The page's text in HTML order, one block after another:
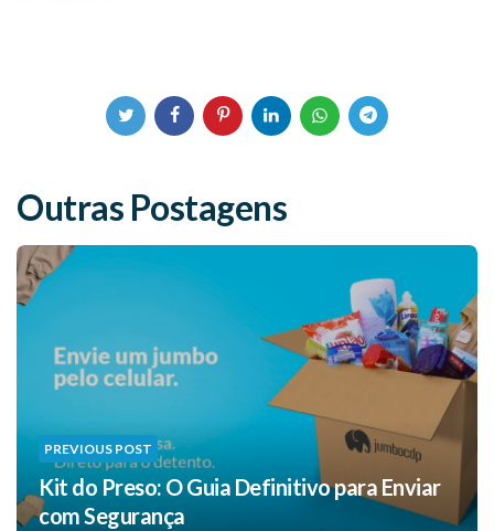
Outras Postagens
PREVIOUS POST
Kit do Preso: O Guia Definitivo para Enviar
com Segurança